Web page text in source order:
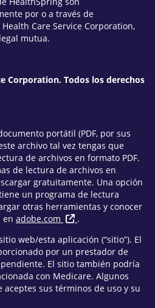
por o a través de
Care Service Corporation,
mutua.
Corporation. Todos los derechos
portátil (PDF, por sus
archivo tal vez tengas que
de archivos en formato PDF.
de lectura de archivos en
gratuitamente. Una opción
un programa de lectura
otras herramientas y conocer
en adobe.com
.
web/esta aplicación (“sitio”). El
por un prestador de
El sitio también podría
con Medicare. Algunos
sus términos de uso y su